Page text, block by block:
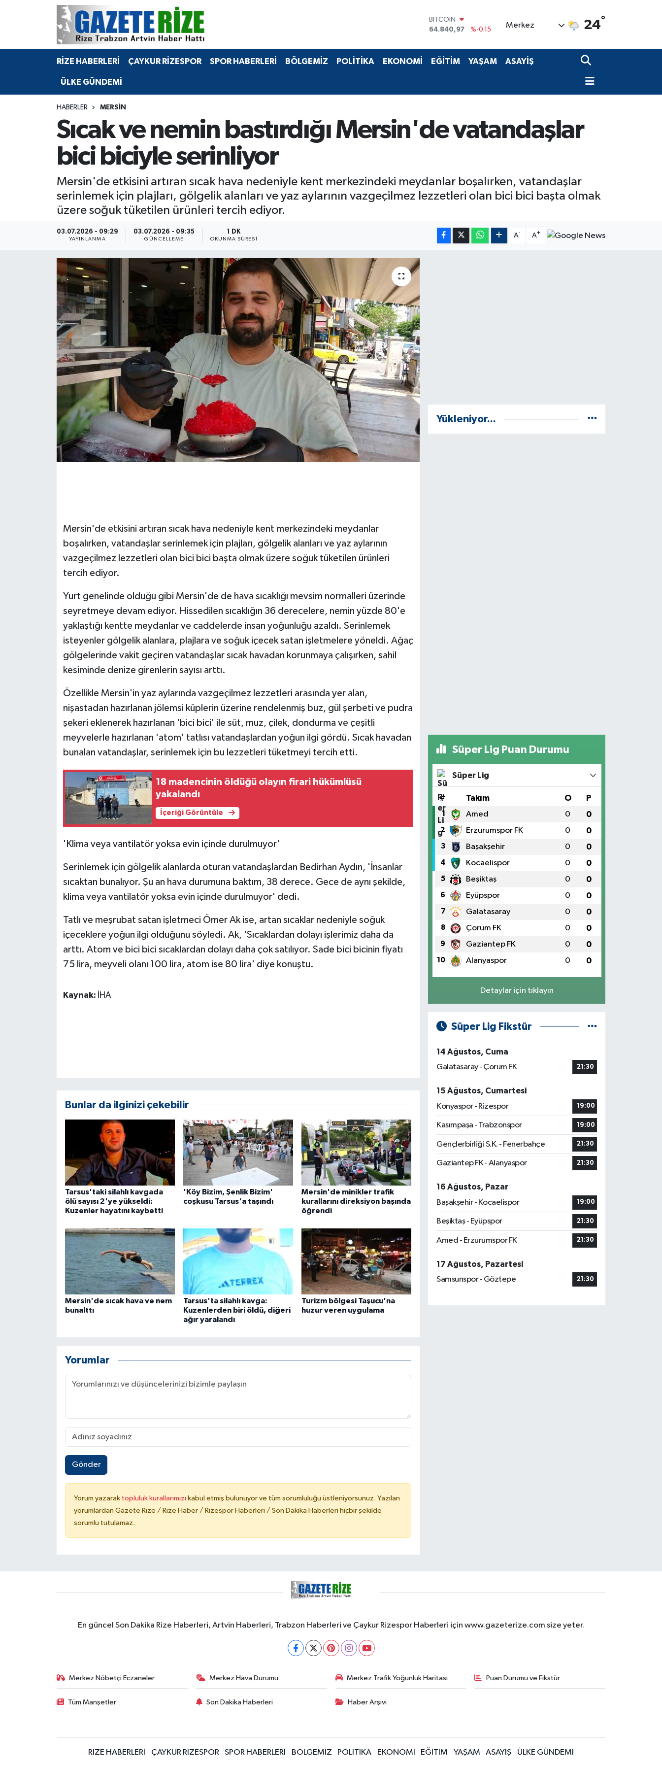
64.840,97
DOLAR
55,2510
%0.32
6660.55
%0
Merkez 24°
RİZE HABERLERİ ÇAYKUR RİZESPOR SPOR HABERLERİ BÖLGEMİZ POLİTİKA EKONOMİ EĞİTİM YAŞAM ASAYİŞ
ÜLKE GÜNDEMİ
HABERLER MERSİN
Sıcak ve nemin bastırdığı Mersin'de vatandaşlar
bici biciyle serinliyor
Mersin'de etkisini artıran sıcak hava nedeniyle kent merkezindeki meydanlar boşalırken, vatandaşlar
serinlemek için plajları, gölgelik alanları ve yaz aylarının vazgeçilmez lezzetleri olan bici bici başta olmak
üzere soğuk tüketilen ürünleri tercih ediyor.
03.07.2026 - 09:29
YAYINLANMA
03.07.2026 - 09:35
GÜNCELLEME
1 DK
OKUNMA SÜRESI
A- A+
Mersin'de etkisini artıran sıcak hava nedeniyle kent merkezindeki meydanlar
boşalırken, vatandaşlar serinlemek için plajları, gölgelik alanları ve yaz aylarının
vazgeçilmez lezzetleri olan bici bici başta olmak üzere soğuk tüketilen ürünleri
tercih ediyor.
Yurt genelinde olduğu gibi Mersin'de de hava sıcaklığı mevsim normalleri üzerinde
seyretmeye devam ediyor. Hissedilen sıcaklığın 36 derecelere, nemin yüzde 80'e
yaklaştığı kentte meydanlar ve caddelerde insan yoğunluğu azaldı. Serinlemek
isteyenler gölgelik alanlara, plajlara ve soğuk içecek satan işletmelere yöneldi. Ağaç
gölgelerinde vakit geçiren vatandaşlar sıcak havadan korunmaya çalışırken, sahil
kesiminde denize girenlerin sayısı arttı.
Özellikle Mersin'in yaz aylarında vazgeçilmez lezzetleri arasında yer alan,
nişastadan hazırlanan jölemsi küplerin üzerine rendelenmiş buz, gül şerbeti ve pudra
şekeri eklenerek hazırlanan 'bici bici' ile süt, muz, çilek, dondurma ve çeşitli
meyvelerle hazırlanan 'atom' tatlısı vatandaşlardan yoğun ilgi gördü. Sıcak havadan
bunalan vatandaşlar, serinlemek için bu lezzetleri tüketmeyi tercih etti.
18 madencinin öldüğü olayın firari hükümlüsü
yakalandı
İçeriği Görüntüle
'Klima veya vantilatör yoksa evin içinde durulmuyor'
Serinlemek için gölgelik alanlarda oturan vatandaşlardan Bedirhan Aydın, 'İnsanlar
sıcaktan bunalıyor. Şu an hava durumuna baktım, 38 derece. Gece de aynı şekilde,
klima veya vantilatör yoksa evin içinde durulmuyor' dedi.
Tatlı ve meşrubat satan işletmeci Ömer Ak ise, artan sıcaklar nedeniyle soğuk
içeceklere yoğun ilgi olduğunu söyledi. Ak, 'Sıcaklardan dolayı işlerimiz daha da
arttı. Atom ve bici bici sıcaklardan dolayı daha çok satılıyor. Sade bici bicinin fiyatı
75 lira, meyveli olanı 100 lira, atom ise 80 lira' diye konuştu.
Kaynak: İHA
Bunlar da ilginizi çekebilir
Tarsus'taki silahlı kavgada
ölü sayısı 2'ye yükseldi:
Kuzenler hayatını kaybetti
'Köy Bizim, Şenlik Bizim'
coşkusu Tarsus'a taşındı
Mersin'de minikler trafik
kurallarını direksiyon başında
öğrendi
Mersin'de sıcak hava ve nem
bunalttı
Tarsus'ta silahlı kavga:
Kuzenlerden biri öldü, diğeri
ağır yaralandı
Turizm bölgesi Taşucu'na
huzur veren uygulama
Yorumlar
Gönder
Yorum yazarak topluluk kurallarımızı kabul etmiş bulunuyor ve tüm sorumluluğu üstleniyorsunuz. Yazılan
yorumlardan Gazete Rize / Rize Haber / Rizespor Haberleri / Son Dakika Haberleri hiçbir şekilde
sorumlu tutulamaz.
Yükleniyor...
Süper Lig Puan Durumu
Süper Lig
# Takım O P
1 Amed 0 0
2 Erzurumspor FK 0 0
3 Başakşehir 0 0
4 Kocaelispor 0 0
5 Beşiktaş 0 0
6 Eyüpspor 0 0
7 Galatasaray 0 0
8 Çorum FK 0 0
9 Gaziantep FK 0 0
10 Alanyaspor 0 0
Detaylar için tıklayın
Süper Lig Fikstür
14 Ağustos, Cuma
Galatasaray - Çorum FK
21:30
15 Ağustos, Cumartesi
Konyaspor - Rizespor
19:00
Kasımpaşa - Trabzonspor 19:00
Gençlerbirliği S.K. - Fenerbahçe 21:30
Gaziantep FK - Alanyaspor 21:30
16 Ağustos, Pazar
Başakşehir - Kocaelispor
19:00
Beşiktaş - Eyüpspor 21:30
Amed - Erzurumspor FK 21:30
17 Ağustos, Pazartesi
Samsunspor - Göztepe
21:30
En güncel Son Dakika Rize Haberleri, Artvin Haberleri, Trabzon Haberleri ve Çaykur Rizespor Haberleri için www.gazeterize.com size yeter.
Merkez Nöbetçi Eczaneler Merkez Hava Durumu Merkez Trafik Yoğunluk Haritası Puan Durumu ve Fikstür
Tüm Manşetler Son Dakika Haberleri Haber Arşivi
RİZE HABERLERİ ÇAYKUR RİZESPOR SPOR HABERLERİ BÖLGEMİZ POLİTİKA EKONOMİ EĞİTİM YAŞAM ASAYİŞ ÜLKE GÜNDEMİ
BÖLGEMİZ
Bilim Teknoloji
Advertising news
Canlı Maç
Dış Haberler
EKONOMİ
English News
Flaş Haber
Gayrimenkul
HABERDE İNSAN
Jandarma
KÜLTÜR SANAT
MAGAZİN
POLİTİKA
TEKNOLOJİ
ÜLKE GÜNDEMİ
Yerel Haberler
Merkez Nöbetçi Eczaneler
Merkez Hava Durumu
Merkez Trafik Yoğunluk Haritası
Tüm Manşetler
Son Dakika Haberleri
Haber Arşivi